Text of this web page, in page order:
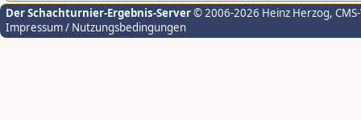
Der Schachturnier-Ergebnis-Server© 2006-2026 Heinz Herzog,
Impressum / Nutzungsbedingungen